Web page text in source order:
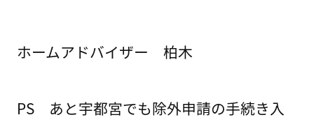
ホームアドバイザー 柏木
PS あと宇都宮でも除外申請の手続き入